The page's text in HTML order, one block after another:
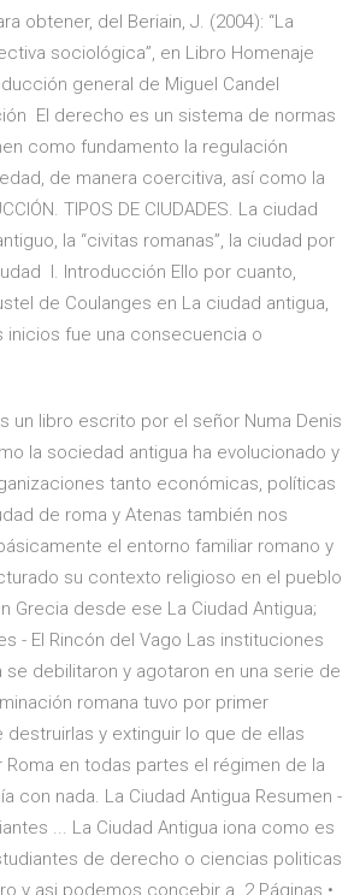
obtener, del Beriain, J. (2004): “La
sociológica”, en Libro Homenaje
general de Miguel Candel
El derecho es un sistema de normas
como fundamento la regulación
de manera coercitiva, así como la
TIPOS DE CIUDADES. La ciudad
la “civitas romanas”, la ciudad por
I. Introducción Ello por cuanto,
de Coulanges en La ciudad antigua,
inicios fue una consecuencia o
un libro escrito por el señor Numa Denis
la sociedad antigua ha evolucionado y
tanto económicas, políticas
de roma y Atenas también nos
el entorno familiar romano y
su contexto religioso en el pueblo
Grecia desde ese La Ciudad Antigua;
- El Rincón del Vago Las instituciones
se debilitaron y agotaron en una serie de
romana tuvo por primer
y extinguir lo que de ellas
Roma en todas partes el régimen de la
con nada. La Ciudad Antigua Resumen -
... La Ciudad Antigua iona como es
de derecho o ciencias politicas